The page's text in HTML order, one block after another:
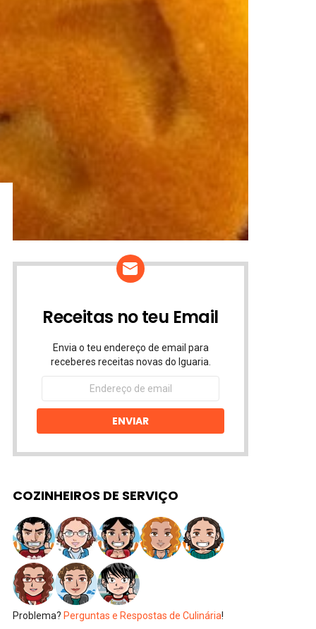
Receitas no teu Email
Envia o teu endereço de email para
receberes receitas novas do Iguaria.
Endereço
email
ENVIAR
COZINHEIROS DE SERVIÇO
Problema? Perguntas e Respostas de Culinária!